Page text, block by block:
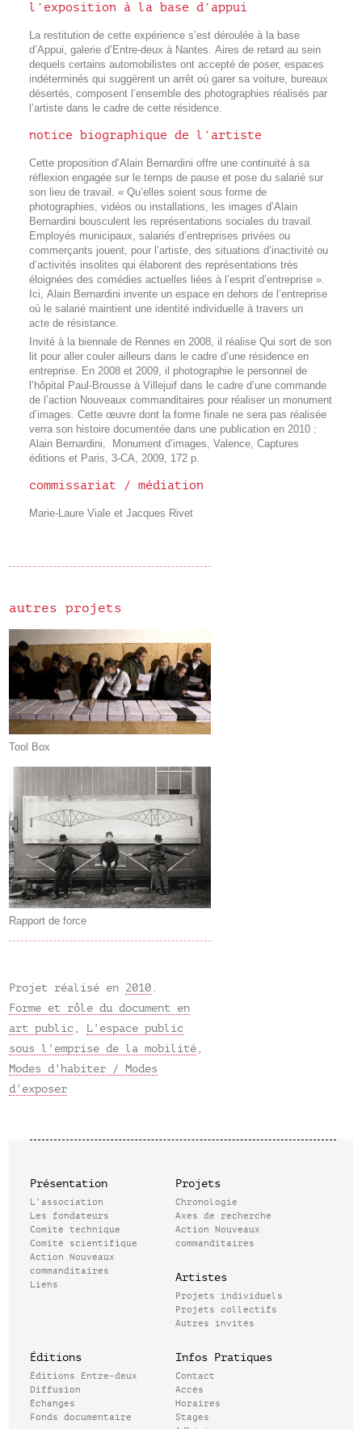
l’exposition à la base d’appui
La restitution de cette expérience s’est déroulée à la base
d’Appui, galerie d’Entre-deux à Nantes. Aires de retard au sein
dequels certains automobilistes ont accepté de poser, espaces
indéterminés qui suggèrent un arrêt où garer sa voiture, bureaux
désertés, composent l’ensemble des photographies réalisés par
l’artiste dans le cadre de cette résidence.
notice biographique de l’artiste
Cette proposition d’Alain Bernardini offre une continuité à sa
réflexion engagée sur le temps de pause et pose du salarié sur
son lieu de travail. « Qu’elles soient sous forme de
photographies, vidéos ou installations, les images d’Alain
Bernardini bousculent les représentations sociales du travail.
Employés municipaux, salariés d’entreprises privées ou
commerçants jouent, pour l’artiste, des situations d’inactivité ou
d’activités insolites qui élaborent des représentations très
éloignées des comédies actuelles liées à l’esprit d’entreprise ».
Ici, Alain Bernardini invente un espace en dehors de l’entreprise
où le salarié maintient une identité individuelle à travers un
acte de résistance.
Invité à la biennale de Rennes en 2008, il réalise Qui sort de son
lit pour aller couler ailleurs dans le cadre d’une résidence en
entreprise. En 2008 et 2009, il photographie le personnel de
l’hôpital Paul-Brousse à Villejuif dans le cadre d’une commande
de l’action Nouveaux commanditaires pour réaliser un monument
d’images. Cette œuvre dont la forme finale ne sera pas réalisée
verra son histoire documentée dans une publication en 2010 :
Alain Bernardini, Monument d’images, Valence, Captures
éditions et Paris, 3-CA, 2009, 172 p.
commissariat / médiation
Marie-Laure Viale et Jacques Rivet
autres projets
Tool Box
Rapport de force
Projet réalisé en 2010 .
Forme et rôle du document en
art public ,
L'espace public
sous l'emprise de la mobilité ,
Modes d'habiter / Modes
d'exposer
Présentation
L’association
Les fondateurs
Comité technique
Comité scientifique
Action Nouveaux
commanditaires
Liens
Projets
Chronologie
Axes de recherche
Action Nouveaux
commanditaires
Artistes
Projets individuels
Projets collectifs
Autres invités
Éditions
Éditions Entre-deux
Diffusion
Échanges
Fonds documentaire
Infos Pratiques
Contact
Accès
Horaires
Stages